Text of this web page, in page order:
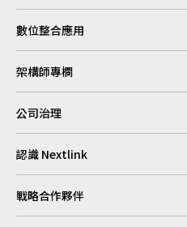
數位整合應用
架構師專欄
公司治理
認識 Nextlink
戰略合作夥伴